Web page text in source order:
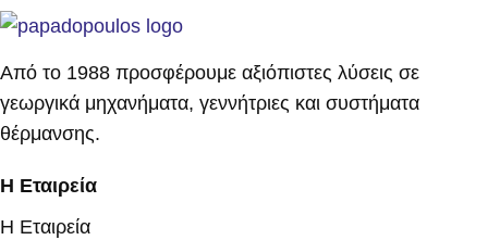
Από το 1988 προσφέρουμε αξιόπιστες λύσεις σε
γεωργικά μηχανήματα, γεννήτριες και συστήματα
θέρμανσης.
Η Εταιρεία
Η Εταιρεία